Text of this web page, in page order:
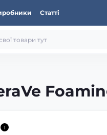
Статті
1